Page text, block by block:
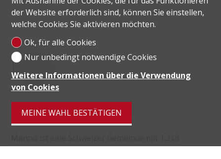
Lage
Einwohnern im Kanton Tessin, im Bezirk Lugano. Der
der Website erforderlich sind, können Sie einstellen,
welche Cookies Sie aktivieren möchten.
Ok, für alle Cookies
Nur unbedingt notwendige Cookies
Weitere Informationen über die Verwendung
von Cookies
MEINE WAHL BESTÄTIGEN